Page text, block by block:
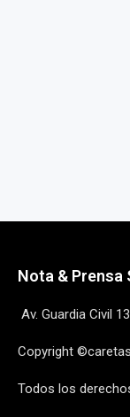
Nota & Prensa
Av. Guardia Civil
Copyright
Todos los